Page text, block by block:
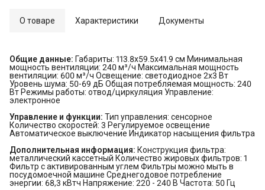
О товаре Характеристики Документы
Общие данные: Габариты: 113.8x59.5x41.9 см Минимальная
мощность вентиляции: 240 м³/ч Максимальная мощность
вентиляции: 600 м³/ч Освещение: светодиодное 2х3 Вт
Уровень шума: 50-69 дБ Общая потребляемая мощность: 240
Вт Режимы работы: отвод/циркуляция Управление:
электронное
Управление и функции: Тип управления: сенсорное
Количество скоростей: 3 Регулируемое освещение
Автоматическое выключение Индикатор насыщения фильтра
Дополнительная информация: Конструкция фильтра:
металлический кассетный Количество жировых фильтров: 1
Фильтр с активированным углем Фильтры можно мыть в
посудомоечной машине Среднегодовое потребление
энергии: 68,3 кВтч Напряжение: 220 - 240 В Частота: 50 Гц